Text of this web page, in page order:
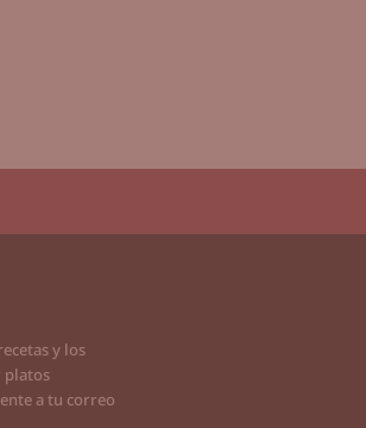
y los
platos
a tu correo